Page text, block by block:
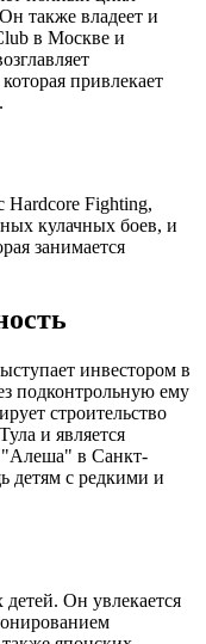
также владеет и
в Москве и
привлекает
Hardcore Fighting,
кулачных боев, и
занимается
инвестором в
подконтрольную ему
строительство
и является
"Алеша" в Санкт-
детям с редкими и
Он увлекается